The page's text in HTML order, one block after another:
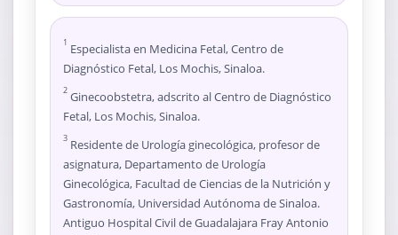
1 Especialista en Medicina Fetal, Centro de
Diagnóstico Fetal, Los Mochis, Sinaloa.
2 Ginecoobstetra, adscrito al Centro de Diagnóstico
Fetal, Los Mochis, Sinaloa.
3 Residente de Urología ginecológica, profesor de
asignatura, Departamento de Urología
Ginecológica, Facultad de Ciencias de la Nutrición y
Gastronomía, Universidad Autónoma de Sinaloa.
Antiguo Hospital Civil de Guadalajara Fray Antonio